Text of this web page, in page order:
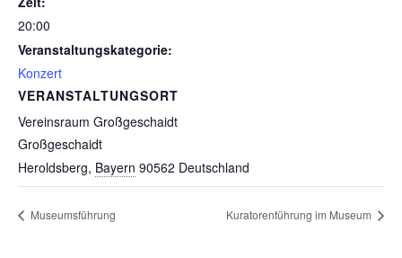
20:00
Veranstaltungskategorie:
Konzert
VERANSTALTUNGSORT
Vereinsraum Großgeschaidt
Großgeschaidt
Heroldsberg, Bayern 90562 Deutschland
Museumsführung Kuratorenführung im Museum